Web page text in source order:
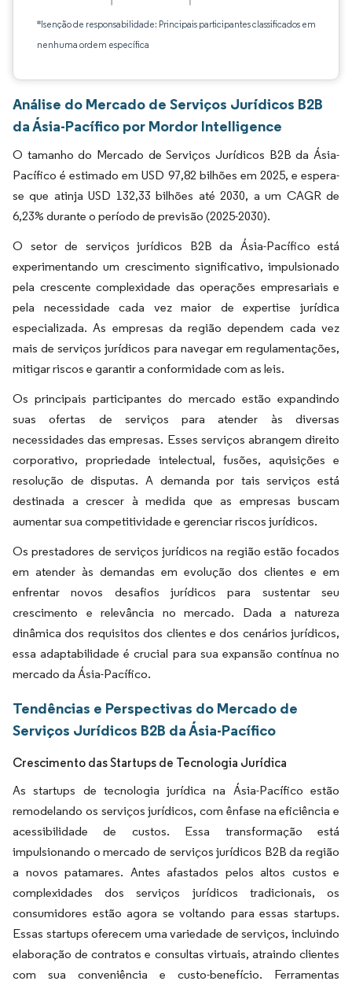
*Isenção de responsabilidade: Principais participantes classificados em
nenhuma ordem específica
Análise do Mercado de Serviços Jurídicos B2B
da Ásia-Pacífico por Mordor Intelligence
O tamanho do Mercado de Serviços Jurídicos B2B da Ásia-
Pacífico é estimado em USD 97,82 bilhões em 2025, e espera-
se que atinja USD 132,33 bilhões até 2030, a um CAGR de
6,23% durante o período de previsão (2025-2030).
O setor de serviços jurídicos B2B da Ásia-Pacífico está
experimentando um crescimento significativo, impulsionado
pela crescente complexidade das operações empresariais e
pela necessidade cada vez maior de expertise jurídica
especializada. As empresas da região dependem cada vez
mais de serviços jurídicos para navegar em regulamentações,
mitigar riscos e garantir a conformidade com as leis.
Os principais participantes do mercado estão expandindo
suas ofertas de serviços para atender às diversas
necessidades das empresas. Esses serviços abrangem direito
corporativo, propriedade intelectual, fusões, aquisições e
resolução de disputas. A demanda por tais serviços está
destinada a crescer à medida que as empresas buscam
aumentar sua competitividade e gerenciar riscos jurídicos.
Os prestadores de serviços jurídicos na região estão focados
em atender às demandas em evolução dos clientes e em
enfrentar novos desafios jurídicos para sustentar seu
crescimento e relevância no mercado. Dada a natureza
dinâmica dos requisitos dos clientes e dos cenários jurídicos,
essa adaptabilidade é crucial para sua expansão contínua no
mercado da Ásia-Pacífico.
Tendências e Perspectivas do Mercado de
Serviços Jurídicos B2B da Ásia-Pacífico
Crescimento das Startups de Tecnologia Jurídica
As startups de tecnologia jurídica na Ásia-Pacífico estão
remodelando os serviços jurídicos, com ênfase na eficiência e
acessibilidade de custos. Essa transformação está
impulsionando o mercado de serviços jurídicos B2B da região
a novos patamares. Antes afastados pelos altos custos e
complexidades dos serviços jurídicos tradicionais, os
consumidores estão agora se voltando para essas startups.
Essas startups oferecem uma variedade de serviços, incluindo
elaboração de contratos e consultas virtuais, atraindo clientes
com sua conveniência e custo-benefício. Ferramentas